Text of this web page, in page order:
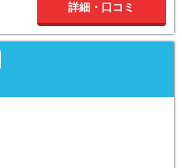
詳細・口コミ